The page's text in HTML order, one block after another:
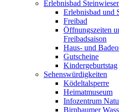
Erlebnisbad
Erlebnisbad und
Freibad
Öffnungszeiten
Freibadsaison
Haus- und
Gutscheine
Kindergeburtstag
Sehenswürdigkeiten
Ködeltalsperre
Heimatmuseum
Infozentrum
Birnbaumer